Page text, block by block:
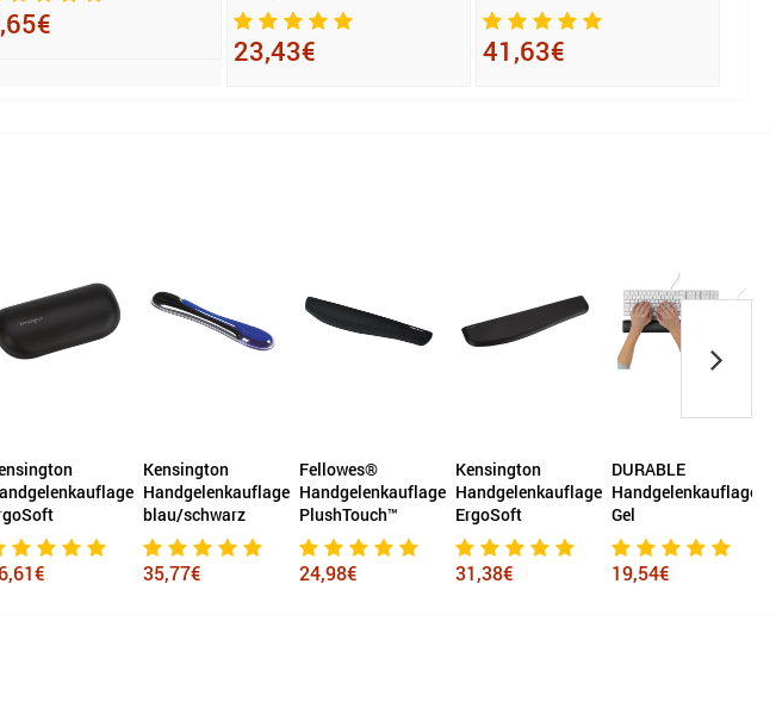
23,43€ 41,63€
schwarz
Fellowes®
Handgelenkauflage
PlushTouch™
24,98€
Kensington
Handgelenkauflage
ErgoSoft
31,38€
DURABLE
Handgelenkauflage
Gel
19,54€
Fellowes®
Handgelenkauflage
Crystals™ Gel
10,54€